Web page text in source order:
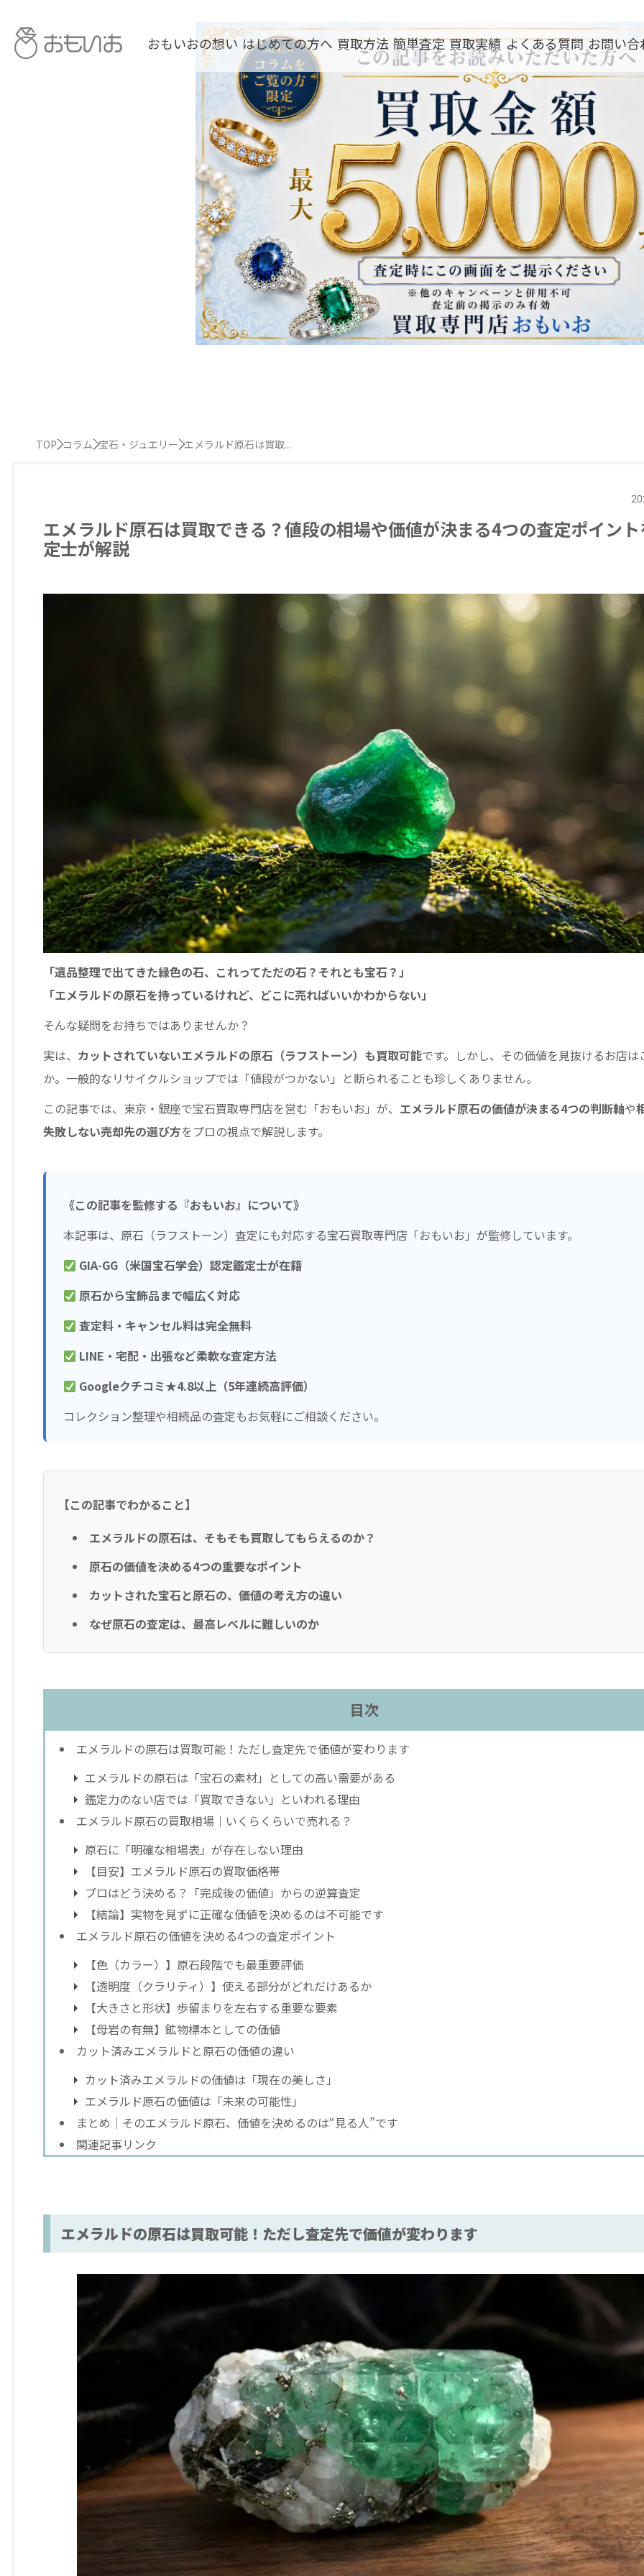
おもいおの想い はじめての方へ 買取方法 簡単査定 買取実績 よくある質問 お問い合
TOP コラム 宝石・ジュエリー エメラルド原石は買取...
エメラルド原石は買取できる？値段の相場や価値が決まる4つの査定ポイン
定士が解説
「遺品整理で出てきた緑色の石、これってただの石？それとも宝石？」
「エメラルドの原石を持っているけれど、どこに売ればいいかわからない」
そんな疑問をお持ちではありませんか？
実は、 カットされていないエメラルドの原石（ラフストーン）も買取可能です。しかし、その価値を見抜けるお店は
か。一般的なリサイクルショップでは「値段がつかない」と断られることも珍しくありません。
この記事では、東京・銀座で宝石買取専門店を営む「おもいお」が、 エメラルド原石の価値が決まる4つの判断軸や
失敗しない売却先の選び方をプロの視点で解説します。
《この記事を監修する『おもいお』について》
本記事は、原石（ラフストーン）査定にも対応する宝石買取専門店「おもいお」が監修しています。
GIA-GG（米国宝石学会）認定鑑定士が在籍
原石から宝飾品まで幅広く対応
査定料・キャンセル料は完全無料
LINE・宅配・出張など柔軟な査定方法
Googleクチコミ★4.8以上（5年連続高評価）
コレクション整理や相続品の査定もお気軽にご相談ください。
【この記事でわかること】
エメラルドの原石は、そもそも買取してもらえるのか？
原石の価値を決める4つの重要なポイント
カットされた宝石と原石の、価値の考え方の違い
なぜ原石の査定は、最高レベルに難しいのか
目次
エメラルドの原石は買取可能！ただし査定先で価値が変わります
エメラルドの原石は「宝石の素材」としての高い需要がある
鑑定力のない店では「買取できない」といわれる理由
エメラルド原石の買取相場｜いくらくらいで売れる？
原石に「明確な相場表」が存在しない理由
【目安】エメラルド原石の買取価格帯
プロはどう決める？「完成後の価値」からの逆算査定
【結論】実物を見ずに正確な価値を決めるのは不可能です
エメラルド原石の価値を決める4つの査定ポイント
【色（カラー）】原石段階でも最重要評価
【透明度（クラリティ）】使える部分がどれだけあるか
【大きさと形状】歩留まりを左右する重要な要素
【母岩の有無】鉱物標本としての価値
カット済みエメラルドと原石の価値の違い
カット済みエメラルドの価値は「現在の美しさ」
エメラルド原石の価値は「未来の可能性」
まとめ｜そのエメラルド原石、価値を決めるのは“見る人”です
関連記事リンク
エメラルドの原石は買取可能！ただし査定先で価値が変わります